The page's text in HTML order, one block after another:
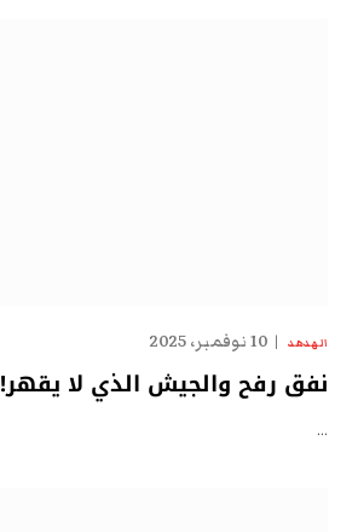
الهدهد 10 نوفمبر، 2025
نفق رفح والجيش الذي لا يقهر!
…